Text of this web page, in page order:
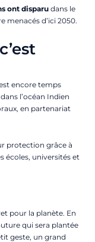
ont disparu dans le
menacés d’ici 2050.
encore temps
l’océan Indien
en partenariat
protection grâce à
écoles, universités et
pour la planète. En
qui sera plantée
geste, un grand